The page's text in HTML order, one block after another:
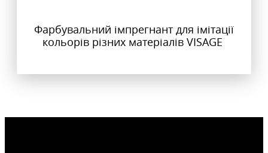
Фарбувальний імпрегнант для імітації
кольорів різних матеріалів VISAGE